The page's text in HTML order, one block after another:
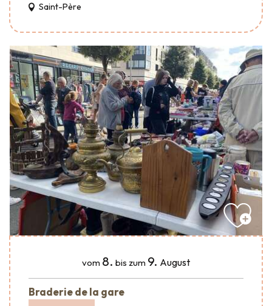
Saint-Père
vom 8. bis zum 9. August
Braderie de la gare